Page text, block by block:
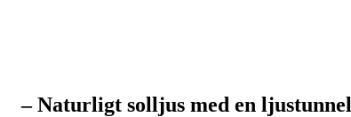
– Naturligt solljus med en